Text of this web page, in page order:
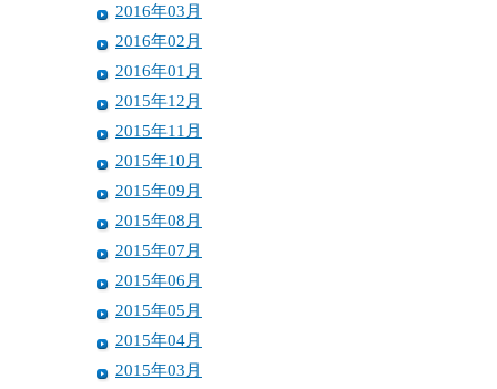
2016年03月
2016年02月
2016年01月
2015年12月
2015年11月
2015年10月
2015年09月
2015年08月
2015年07月
2015年06月
2015年05月
2015年04月
2015年03月